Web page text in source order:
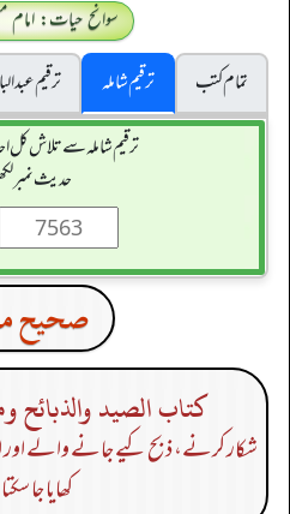
سوانح حیات: امام
تمام کتب
ترقیم شاملہ ترقيم
ترقیم شاملہ سے تلاش کل
حدیث نمبر
صحيح
كتاب الصيد والذبائح
شکار کرنے، ذبح کیے جانے والے
کھایا جا